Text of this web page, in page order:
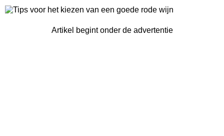
Artikel begint onder de advertentie